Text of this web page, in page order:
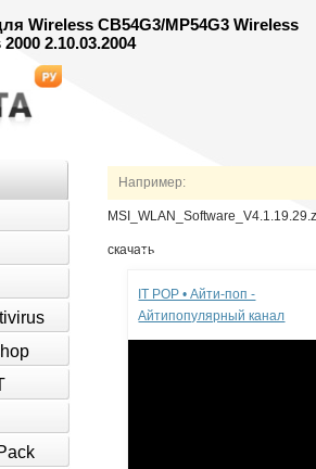
Wireless CB54G3/MP54G3 Wireless
2.10.03.2004
Например:
скачатьРеклама
IT POP • Айти-поп -
Айтипопулярный канал